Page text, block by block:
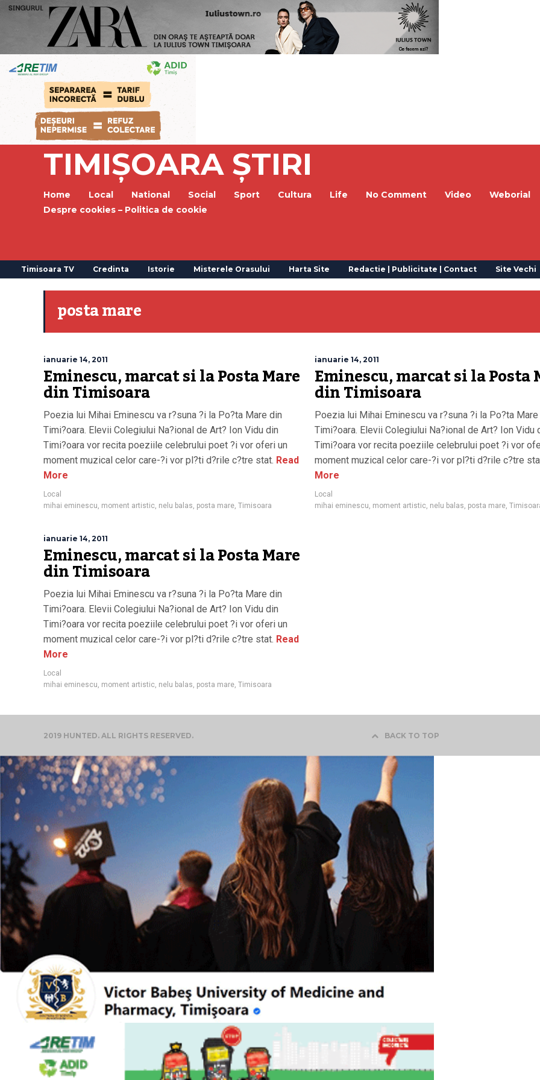
TIMIȘOARA ȘTIRI
Home Local National Social Sport Cultura Life No Comment Video Weborial
Despre cookies – Politica de cookie
Timisoara TV Credinta Istorie Misterele Orasului Harta Site Redactie | Publicitate | Contact Site Vechi
posta mare
ianuarie 14, 2011
Eminescu, marcat si la Posta Mare
din Timisoara
Poezia lui Mihai Eminescu va r?suna ?i la Po?ta Mare din
Timi?oara. Elevii Colegiului Na?ional de Art? Ion Vidu din
Timi?oara vor recita poeziile celebrului poet ?i vor oferi un
moment muzical celor care-?i vor pl?ti d?rile c?tre stat. Read
More
Local
mihai eminescu, moment artistic, nelu balas, posta mare, Timisoara
ianuarie 14, 2011
Eminescu, marcat si la Posta
din Timisoara
Poezia lui Mihai Eminescu va r?suna ?i la Po?ta Mare
Timi?oara. Elevii Colegiului Na?ional de Art? Ion Vidu
Timi?oara vor recita poeziile celebrului poet ?i vor
moment muzical celor care-?i vor pl?ti d?rile c?tre
More
Local
mihai eminescu, moment artistic, nelu balas, posta mare,
ianuarie 14, 2011
Eminescu, marcat si la Posta Mare
din Timisoara
Poezia lui Mihai Eminescu va r?suna ?i la Po?ta Mare din
Timi?oara. Elevii Colegiului Na?ional de Art? Ion Vidu din
Timi?oara vor recita poeziile celebrului poet ?i vor oferi un
moment muzical celor care-?i vor pl?ti d?rile c?tre stat. Read
More
Local
mihai eminescu, moment artistic, nelu balas, posta mare, Timisoara
2019 HUNTED. ALL RIGHTS RESERVED. BACK TO TOP